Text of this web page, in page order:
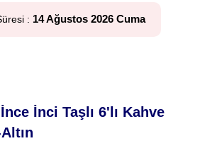
: 14 Ağustos 2026 Cuma
İnci Taşlı 6'lı Kahve